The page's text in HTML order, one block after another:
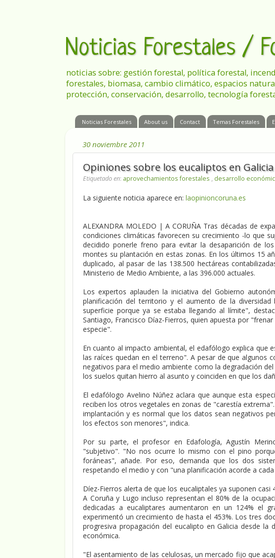
Noticias Forestales /
noticias sobre: gestión forestal, política forestal,
forestales, biomasa, cambio climático, espacios
protección, conservación, desarrollo, tecnología
Noticias Forestales About us Contact Temas Forestales
30 noviembre 2011
Opiniones sobre los eucaliptos en Galicia
Etiquetado en: aprovechamientos forestales , desarrollo
La siguiente noticia aparece en: laopinioncoruna.es
ALEXANDRA MOLEDO | A CORUÑA Tras décadas de
condiciones climáticas favorecen su crecimiento -lo que
decidido ponerle freno para evitar la desaparición de
montes su plantación en estas zonas. En los últimos 15
duplicado, al pasar de las 138.500 hectáreas
Ministerio de Medio Ambiente, a las 396.000 actuales.
Los expertos aplauden la iniciativa del Gobierno
planificación del territorio y el aumento de la
superficie porque ya se estaba llegando al límite",
Santiago, Francisco Díaz-Fierros, quien apuesta por
especie".
En cuanto al impacto ambiental, el edafólogo explica que
las raíces quedan en el terreno". A pesar de que algunos
negativos para el medio ambiente como la degradación
los suelos quitan hierro al asunto y coinciden en que los
El edafólogo Avelino Núñez aclara que aunque esta
reciben los otros vegetales en zonas de "carestía
implantación y es normal que los datos sean negativos
los efectos son menores", indica.
Por su parte, el profesor en Edafología, Agustín
"subjetivo". "No nos ocurre lo mismo con el pino
foráneas", añade. Por eso, demanda que los dos
respetando el medio y con "una planificación acorde a
Díez-Fierros alerta de que los eucaliptales ya suponen
A Coruña y Lugo incluso representan el 80% de la
dedicadas a eucaliptares aumentaron en un 124% el
experimentó un crecimiento de hasta el 453%. Los tres
progresiva propagación del eucalipto en Galicia desde
económica.
"El asentamiento de las celulosas, un mercado fijo que